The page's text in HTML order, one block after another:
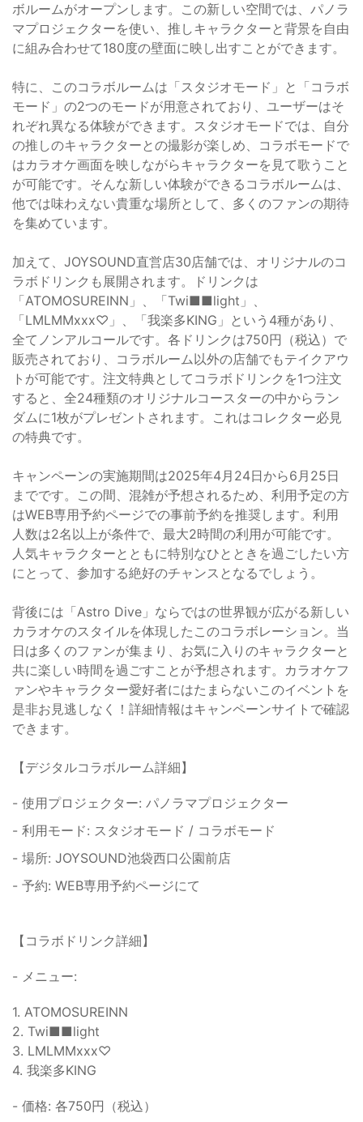
ボルームがオープンします。この新しい空間では、パノラ
マプロジェクターを使い、推しキャラクターと背景を自由
に組み合わせて180度の壁面に映し出すことができます。
特に、このコラボルームは「スタジオモード」と「コラボ
モード」の2つのモードが用意されており、ユーザーはそ
れぞれ異なる体験ができます。スタジオモードでは、自分
の推しのキャラクターとの撮影が楽しめ、コラボモードで
はカラオケ画面を映しながらキャラクターを見て歌うこと
が可能です。そんな新しい体験ができるコラボルームは、
他では味わえない貴重な場所として、多くのファンの期待
を集めています。
加えて、JOYSOUND直営店30店舗では、オリジナルのコ
ラボドリンクも展開されます。ドリンクは
「ATOMOSUREINN」、「Twi■■light」、
「LMLMMxxx♡」、「我楽多KING」という4種があり、
全てノンアルコールです。各ドリンクは750円（税込）で
販売されており、コラボルーム以外の店舗でもテイクアウ
トが可能です。注文特典としてコラボドリンクを1つ注文
すると、全24種類のオリジナルコースターの中からラン
ダムに1枚がプレゼントされます。これはコレクター必見
の特典です。
キャンペーンの実施期間は2025年4月24日から6月25日
までです。この間、混雑が予想されるため、利用予定の方
はWEB専用予約ページでの事前予約を推奨します。利用
人数は2名以上が条件で、最大2時間の利用が可能です。
人気キャラクターとともに特別なひとときを過ごしたい方
にとって、参加する絶好のチャンスとなるでしょう。
背後には「Astro Dive」ならではの世界観が広がる新しい
カラオケのスタイルを体現したこのコラボレーション。当
日は多くのファンが集まり、お気に入りのキャラクターと
共に楽しい時間を過ごすことが予想されます。カラオケフ
ァンやキャラクター愛好者にはたまらないこのイベントを
是非お見逃しなく！詳細情報はキャンペーンサイトで確認
できます。
【デジタルコラボルーム詳細】
- 使用プロジェクター: パノラマプロジェクター
- 利用モード: スタジオモード / コラボモード
- 場所: JOYSOUND池袋西口公園前店
- 予約: WEB専用予約ページにて
【コラボドリンク詳細】
- メニュー:
1. ATOMOSUREINN
2. Twi■■light
3. LMLMMxxx♡
4. 我楽多KING
- 価格: 各750円（税込）